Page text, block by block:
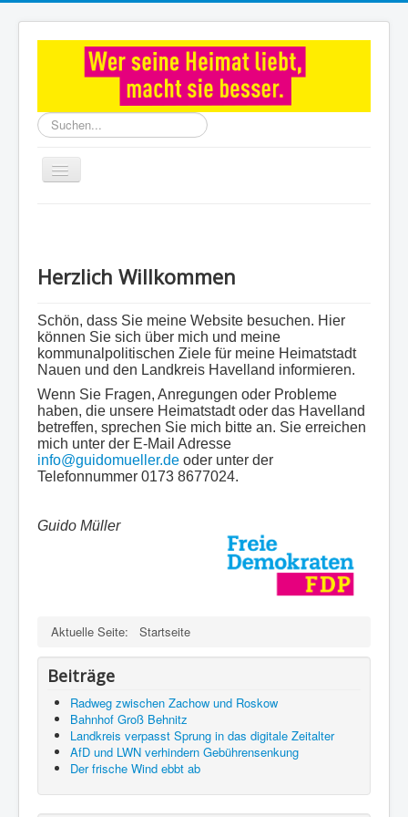
Suchen...
Toggle
Navigation
Themen für Nauen
Persönliches
Impressum
Herzlich Willkommen
Schön, dass Sie meine Website besuchen. Hier
können Sie sich über mich und meine
kommunalpolitischen Ziele für meine Heimatstadt
Nauen und den Landkreis Havelland informieren.
Wenn Sie Fragen, Anregungen oder Probleme
haben, die unsere Heimatstadt oder das Havelland
betreffen, sprechen Sie mich bitte an. Sie erreichen
mich unter der E-Mail Adresse
info@guidomueller.de oder unter der
Telefonnummer 0173 8677024.
Guido Müller
Aktuelle Seite: Startseite
Beiträge
Radweg zwischen Zachow und Roskow
Bahnhof Groß Behnitz
Landkreis verpasst Sprung in das digitale Zeitalter
AfD und LWN verhindern Gebührensenkung
Der frische Wind ebbt ab